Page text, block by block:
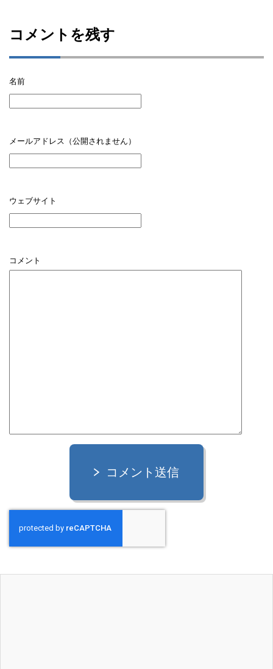
コメントを残す
名前
メールアドレス（公開されません）
ウェブサイト
コメント
コメント送信